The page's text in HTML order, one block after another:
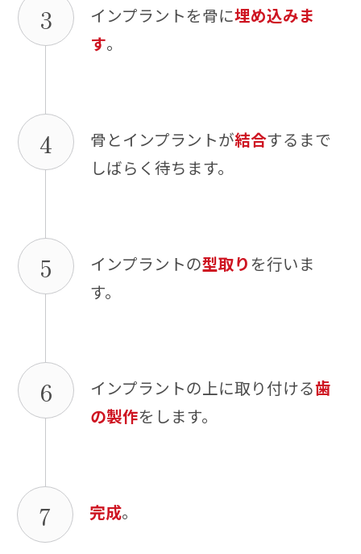
3 インプラントを骨に埋め込みま
す。
4 骨とインプラントが結合するまで
しばらく待ちます。
5 インプラントの型取りを行いま
す。
6 インプラントの上に取り付ける歯
の製作をします。
7 完成。